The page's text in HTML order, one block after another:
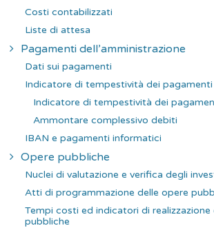
Costi contabilizzati
Liste di attesa
Pagamenti dell’amministrazione
Dati sui pagamenti
Indicatore di tempestività dei pagamenti
Indicatore di tempestività dei
Ammontare complessivo debiti
IBAN e pagamenti informatici
Opere pubbliche
Nuclei di valutazione e verifica degli
Atti di programmazione delle opere
Tempi costi ed indicatori di realizzazione
pubbliche